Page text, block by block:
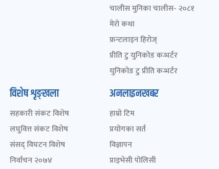
चालीस मुनिका चालीस- २०८१
मेरो कथा
फ्रन्टलाइन हिरोज्
प्रीति टु युनिकोड कन्भर्टर
युनिकोड टु प्रीति कन्भर्टर
विशेष शृङ्खला
सहकारी संकट विशेष
लघुवित्त संकट विशेष
संसद् विघटन विशेष
निर्वाचन २०७४
अनलाइनखबर
हाम्रो टिम
प्रयोगका सर्त
विज्ञापन
प्राइभेसी पोलिसी